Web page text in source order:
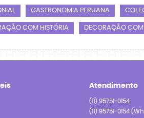
GASTRONOMIA PERUANA
COM HISTÓRIA DECORAÇÃO COM
Atendimento
(11) 95751-0154
(11) 95751-0154